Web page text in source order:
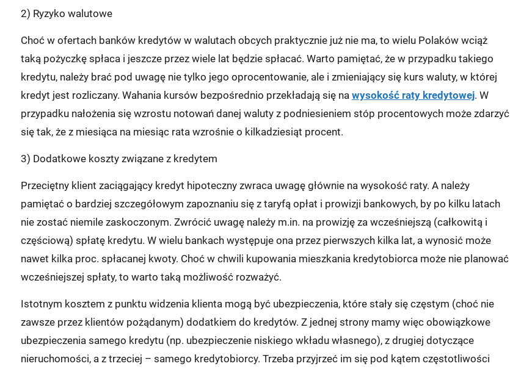
2) Ryzyko walutowe
Choć w ofertach banków kredytów w walutach obcych praktycznie już nie ma, to wielu Polaków wciąż
taką pożyczkę spłaca i jeszcze przez wiele lat będzie spłacać. Warto pamiętać, że w przypadku takiego
kredytu, należy brać pod uwagę nie tylko jego oprocentowanie, ale i zmieniający się kurs waluty, w której
kredyt jest rozliczany. Wahania kursów bezpośrednio przekładają się na wysokość raty kredytowej. W
przypadku nałożenia się wzrostu notowań danej waluty z podniesieniem stóp procentowych może zdarzyć
się tak, że z miesiąca na miesiąc rata wzrośnie o kilkadziesiąt procent.
3) Dodatkowe koszty związane z kredytem
Przeciętny klient zaciągający kredyt hipoteczny zwraca uwagę głównie na wysokość raty. A należy
pamiętać o bardziej szczegółowym zapoznaniu się z taryfą opłat i prowizji bankowych, by po kilku latach
nie zostać niemile zaskoczonym. Zwrócić uwagę należy m.in. na prowizję za wcześniejszą (całkowitą i
częściową) spłatę kredytu. W wielu bankach występuje ona przez pierwszych kilka lat, a wynosić może
nawet kilka proc. spłacanej kwoty. Choć w chwili kupowania mieszkania kredytobiorca może nie planować
wcześniejszej spłaty, to warto taką możliwość rozważyć.
Istotnym kosztem z punktu widzenia klienta mogą być ubezpieczenia, które stały się częstym (choć nie
zawsze przez klientów pożądanym) dodatkiem do kredytów. Z jednej strony mamy więc obowiązkowe
ubezpieczenia samego kredytu (np. ubezpieczenie niskiego wkładu własnego), z drugiej dotyczące
nieruchomości, a z trzeciej – samego kredytobiorcy. Trzeba przyjrzeć im się pod kątem częstotliwości